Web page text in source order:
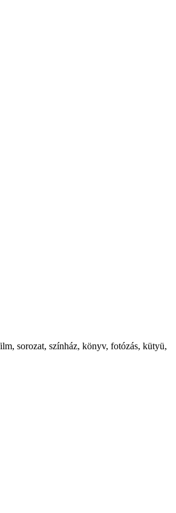
sorozat, színház, könyv, fotózás, kütyü,